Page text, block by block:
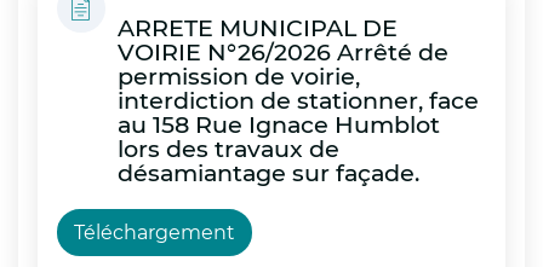
ARRETE MUNICIPAL DE
VOIRIE N°26/2026 Arrêté de
permission de voirie,
interdiction de stationner, face
au 158 Rue Ignace Humblot
lors des travaux de
désamiantage sur façade.
Téléchargement